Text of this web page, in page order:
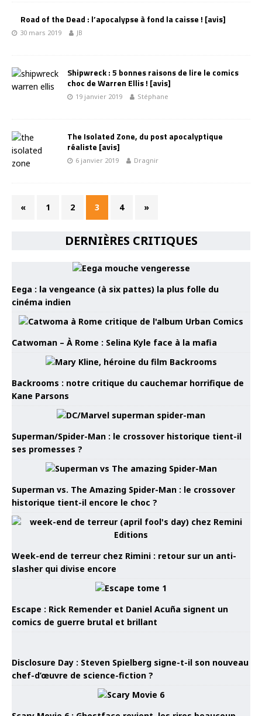
Road of the Dead : l’apocalypse à fond la caisse ! [avis]
30 mars 2019 JB
Shipwreck : 5 bonnes raisons de lire le comics
choc de Warren Ellis ! [avis]
19 janvier 2019 Stéphane
The Isolated Zone, du post apocalyptique
réaliste [avis]
6 janvier 2019 Dragnir
« 1 2 3 4 »
DERNIÈRES CRITIQUES
Eega : la vengeance (à six pattes) la plus folle du
cinéma indien
Catwoman – À Rome : Selina Kyle face à la mafia
Backrooms : notre critique du cauchemar horrifique de
Kane Parsons
Superman/Spider-Man : le crossover historique tient-il
ses promesses ?
Superman vs. The Amazing Spider-Man : le crossover
historique tient-il encore le choc ?
Week-end de terreur chez Rimini : retour sur un anti-
slasher qui divise encore
Escape : Rick Remender et Daniel Acuña signent un
comics de guerre brutal et brillant
Disclosure Day : Steven Spielberg signe-t-il son nouveau
chef-d’œuvre de science-fiction ?